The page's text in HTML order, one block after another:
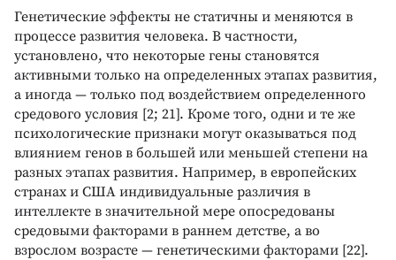
Генетические эффекты не статичны и меняются в
процессе развития человека. В частности,
установлено, что некоторые гены становятся
активными только на определенных этапах развития,
а иногда — только под воздействием определенного
средового условия [2; 21]. Кроме того, одни и те же
психологические признаки могут оказываться под
влиянием генов в большей или меньшей степени на
разных этапах развития. Например, в европейских
странах и США индивидуальные различия в
интеллекте в значительной мере опосредованы
средовыми факторами в раннем детстве, а во
взрослом возрасте — генетическими факторами [22].